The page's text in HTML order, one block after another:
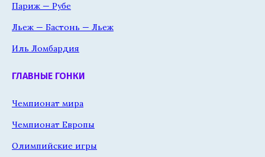
Париж — Рубе
Льеж — Бастонь — Льеж
Иль Ломбардия
ГЛАВНЫЕ ГОНКИ
Чемпионат мира
Чемпионат Европы
Олимпийские игры